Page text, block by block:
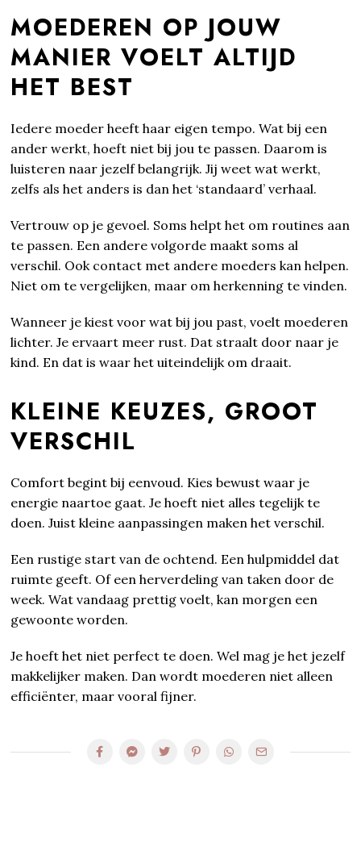
MOEDEREN OP JOUW
MANIER VOELT ALTIJD
HET BEST
Iedere moeder heeft haar eigen tempo. Wat bij een
ander werkt, hoeft niet bij jou te passen. Daarom is
luisteren naar jezelf belangrijk. Jij weet wat werkt,
zelfs als het anders is dan het ‘standaard’ verhaal.
Vertrouw op je gevoel. Soms helpt het om routines aan
te passen. Een andere volgorde maakt soms al
verschil. Ook contact met andere moeders kan helpen.
Niet om te vergelijken, maar om herkenning te vinden.
Wanneer je kiest voor wat bij jou past, voelt moederen
lichter. Je ervaart meer rust. Dat straalt door naar je
kind. En dat is waar het uiteindelijk om draait.
KLEINE KEUZES, GROOT
VERSCHIL
Comfort begint bij eenvoud. Kies bewust waar je
energie naartoe gaat. Je hoeft niet alles tegelijk te
doen. Juist kleine aanpassingen maken het verschil.
Een rustige start van de ochtend. Een hulpmiddel dat
ruimte geeft. Of een herverdeling van taken door de
week. Wat vandaag prettig voelt, kan morgen een
gewoonte worden.
Je hoeft het niet perfect te doen. Wel mag je het jezelf
makkelijker maken. Dan wordt moederen niet alleen
efficiënter, maar vooral fijner.